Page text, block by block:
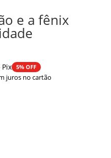
e a fênix
5% OFF
juros no cartão